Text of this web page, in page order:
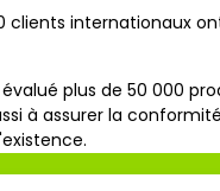
clients internationaux
plus de 50 000
à assurer la